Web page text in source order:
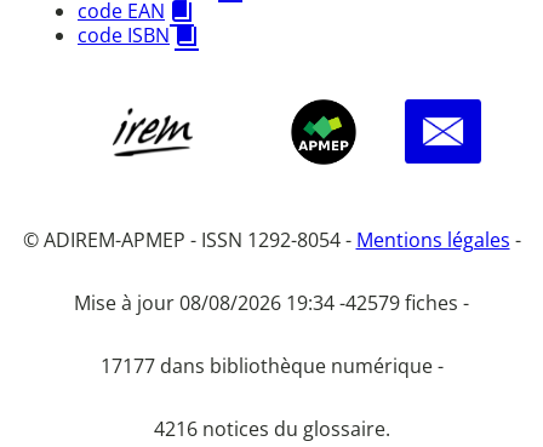
code EAN
code ISBN
© ADIREM-APMEP - ISSN 1292-8054 - Mentions légales -
Mise à jour 08/08/2026 19:34 -42579 fiches -
17177 dans bibliothèque numérique -
4216 notices du glossaire.